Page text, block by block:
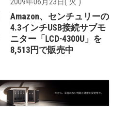
Amazon、センチュリーの
4.3インチUSB接続サブモ
ニター「LCD-4300U」を
8,513円で販売中